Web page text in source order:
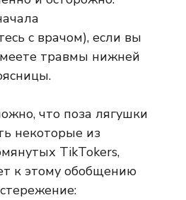
с врачом), если вы
травмы нижней
что поза лягушки
некоторые из
TikTokers,
к этому обобщению